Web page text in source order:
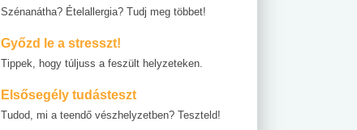
Szénanátha? Ételallergia? Tudj meg többet!
Győzd le a stresszt!
Tippek, hogy túljuss a feszült helyzeteken.
Elsősegély tudásteszt
Tudod, mi a teendő vészhelyzetben? Teszteld!